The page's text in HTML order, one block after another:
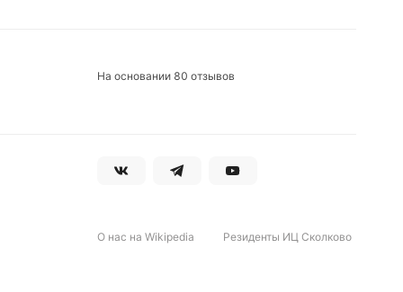
На основании 80 отзывов
О нас на Wikipedia Резиденты ИЦ Сколково